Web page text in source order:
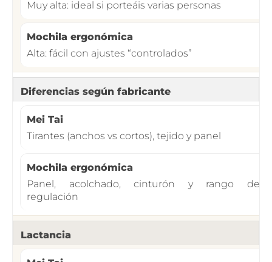
Muy alta: ideal si porteáis varias personas
Alta: fácil con ajustes “controlados”
Diferencias según fabricante
Tirantes (anchos vs cortos), tejido y panel
Panel, acolchado, cinturón y rango de
regulación
Lactancia